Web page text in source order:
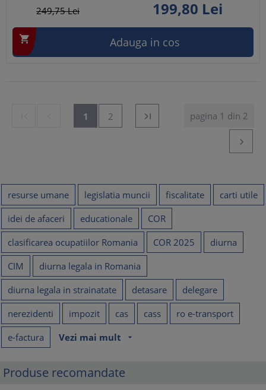
249,75Lei 199,80 Lei
 Adauga in cos
1 2 pagina 1 din 2


resurse umane legislatia muncii fiscalitate
carti utile
idei de afaceri
educationale
COR
clasificarea ocupatiilor Romania
COR 2025
diurna
CIM
diurna legala in Romania
diurna legala in strainatate
detasare
delegare
nerezidenti
impozit cas cass
ro e-transport
e-factura
Vezi mai mult arrow_drop_down
Produse recomandate